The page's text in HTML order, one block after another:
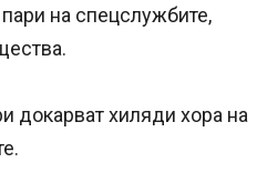
на спецслужбите,
докарват хиляди хора на